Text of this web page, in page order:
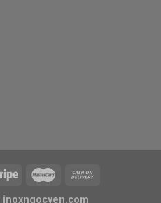
inoxngocyen.com